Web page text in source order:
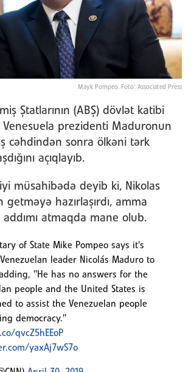
Mayk Pompeo. Foto: Associated Press
Ştatlarının (ABŞ) dövlət katibi
Venesuela prezidenti Maduronun
cəhdindən sonra ölkəni tərk
açıqlayıb.
müsahibədə deyib ki, Nikolas
hazırlaşırdı, amma
atmaqda mane olub.
of State Mike Pompeo says it's
leader Nicolás Maduro to
"He has no answers for the
people and the United States is
to assist the Venezuelan people
democracy."
qvcZ5hEEoP
yaxAj7wS7o